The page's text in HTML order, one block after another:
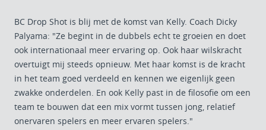
BC Drop Shot is blij met de komst van Kelly. Coach Dicky
Palyama: "Ze begint in de dubbels echt te groeien en doet
ook internationaal meer ervaring op. Ook haar wilskracht
overtuigt mij steeds opnieuw. Met haar komst is de kracht
in het team goed verdeeld en kennen we eigenlijk geen
zwakke onderdelen. En ook Kelly past in de filosofie om een
team te bouwen dat een mix vormt tussen jong, relatief
onervaren spelers en meer ervaren spelers."